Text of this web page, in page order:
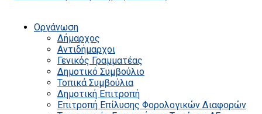
Οργάνωση
Δήμαρχος
Αντιδήμαρχοι
Γενικός Γραμματέας
Δημοτικό Συμβούλιο
Τοπικά Συμβούλια
Δημοτική Επιτροπή
Επιτροπή Επίλυσης Φορολογικών Διαφορών